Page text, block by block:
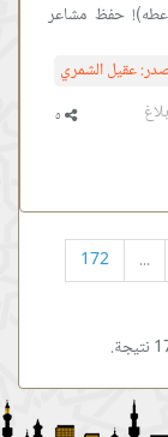
حفظ مشاعر
عقيل الشمري
...
172